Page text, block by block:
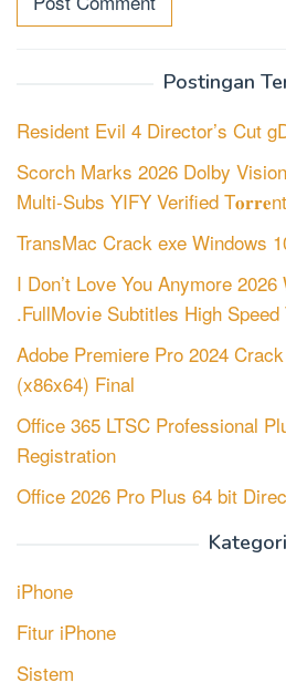
Postingan
Resident Evil 4 Director’s Cut
Scorch Marks 2026 Dolby
Multi-Subs YIFY Verified T𝐨𝐫𝐫𝐞nt
TransMac Crack exe Windows
I Don’t Love You Anymore
.FullMov𝗂e Subtitles High Speed
Adobe Premiere Pro 2024
(x86x64) Final
Office 365 LTSC Professional
Registration
Office 2026 Pro Plus 64 bit
Kategori
iPhone
Fitur iPhone
Sistem